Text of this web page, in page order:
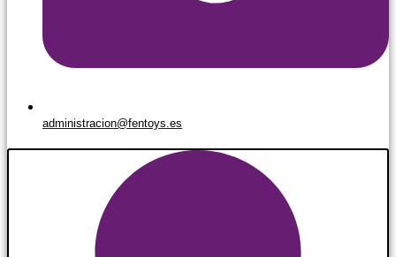
administracion@fentoys.es